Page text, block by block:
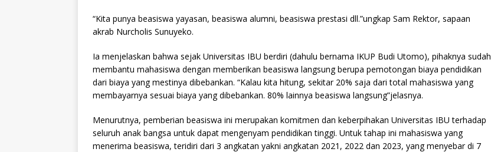
“Kita punya beasiswa yayasan, beasiswa alumni, beasiswa prestasi dll.”ungkap Sam Rektor, sapaan
akrab Nurcholis Sunuyeko.
Ia menjelaskan bahwa sejak Universitas IBU berdiri (dahulu bernama IKUP Budi Utomo), pihaknya sudah
membantu mahasiswa dengan memberikan beasiswa langsung berupa pemotongan biaya pendidikan
dari biaya yang mestinya dibebankan. “Kalau kita hitung, sekitar 20% saja dari total mahasiswa yang
membayarnya sesuai biaya yang dibebankan. 80% lainnya beasiswa langsung”jelasnya.
Menurutnya, pemberian beasiswa ini merupakan komitmen dan keberpihakan Universitas IBU terhadap
seluruh anak bangsa untuk dapat mengenyam pendidikan tinggi. Untuk tahap ini mahasiswa yang
menerima beasiswa, teridiri dari 3 angkatan yakni angkatan 2021, 2022 dan 2023, yang menyebar di 7